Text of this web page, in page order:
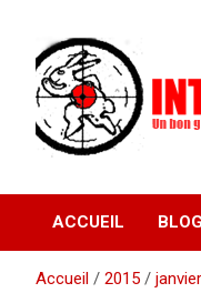
contenu
musiques actuelles
concert lyon
ACCUEIL BLOG
Accueil 2015 janvier